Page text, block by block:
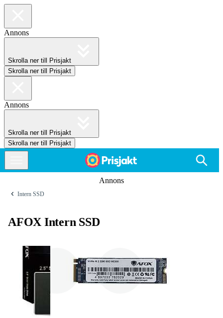
Annons
Skrolla ner till Prisjakt
Skrolla ner till Prisjakt
Annons
Skrolla ner till Prisjakt
Skrolla ner till Prisjakt
Annons
Intern SSD
AFOX Intern SSD